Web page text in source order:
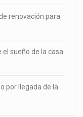
renovación para
sueño de la casa
por llegada de la